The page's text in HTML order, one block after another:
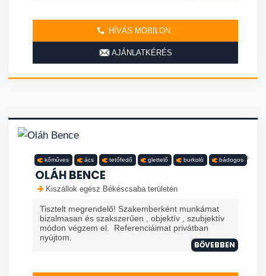
HÍVÁS MOBILON
AJÁNLATKÉRÉS
kőműves ács tetőfedő glettelő burkoló bádogos
OLÁH BENCE
Kiszállok egész Békéscsaba területén
Tisztelt megrendelő! Szakemberként munkámat
bizalmasan és szakszerűen , objektív , szubjektív
módon végzem el. Referenciáimat privátban
nyújtom.
BŐVEBBEN